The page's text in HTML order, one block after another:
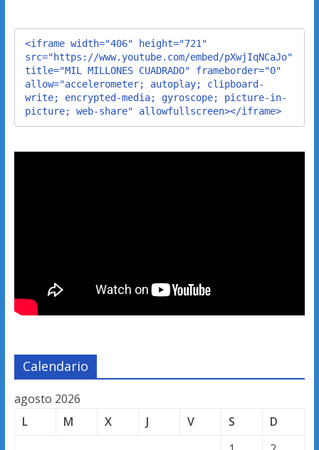
<iframe width="406" height="721"
src="https://www.youtube.com/embed/pXwjIqNCaJo"
title="MIL MILLONES CUADRADO" frameborder="0"
allow="accelerometer; autoplay; clipboard-
write; encrypted-media; gyroscope; picture-in-
picture; web-share" allowfullscreen></iframe>
Calendario
agosto 2026
L
M X J V S
D